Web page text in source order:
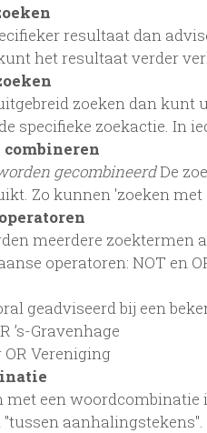
resultaat dan
het resultaat verder
zoeken dan kunt
specifieke zoekactie. In
gecombineerdDe
Zo kunnen 'zoeken
meerdere zoektermen
operatoren: NOT en
geadviseerd bij een
’s-Gravenhage
Vereniging
met een woordcombinatie
aanhalingstekens".